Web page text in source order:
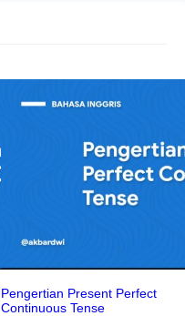
Pengertian Present Perfect
Continuous Tense